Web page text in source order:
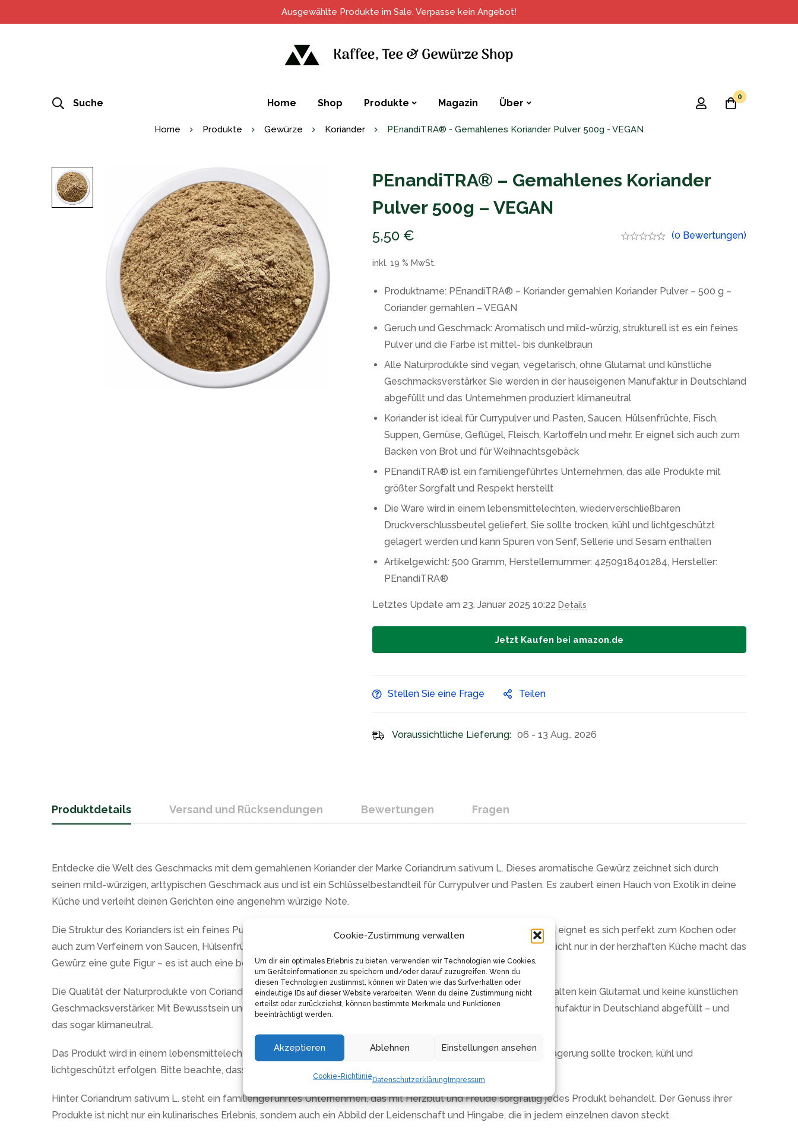
Cookie-Zustimmung verwalten
Um dir ein optimales Erlebnis zu bieten, verwenden wir Technologien wie Cookies,
um Geräteinformationen zu speichern und/oder darauf zuzugreifen. Wenn du
diesen Technologien zustimmst, können wir Daten wie das Surfverhalten oder
eindeutige IDs auf dieser Website verarbeiten. Wenn du deine Zustimmung nicht
erteilst oder zurückziehst, können bestimmte Merkmale und Funktionen
beeinträchtigt werden.
Akzeptieren Ablehnen Einstellungen ansehen
Cookie-RichtlinieDatenschutzerklärungImpressum
Ausgewählte Produkte im Sale. Verpasse kein Angebot!
Suche Home Shop Produkte Magazin Über
0
Home Produkte Gewürze Koriander PEnandiTRA® - Gemahlenes Koriander Pulver 500g - VEGAN
PEnandiTRA® – Gemahlenes Koriander
Pulver 500g – VEGAN
5,50 € (0 Bewertungen)
inkl. 19 % MwSt.
Produktname: PEnandiTRA® – Koriander gemahlen Koriander Pulver – 500 g –
Coriander gemahlen – VEGAN
Geruch und Geschmack: Aromatisch und mild-würzig, strukturell ist es ein feines
Pulver und die Farbe ist mittel- bis dunkelbraun
Alle Naturprodukte sind vegan, vegetarisch, ohne Glutamat und künstliche
Geschmacksverstärker. Sie werden in der hauseigenen Manufaktur in Deutschland
abgefüllt und das Unternehmen produziert klimaneutral
Koriander ist ideal für Currypulver und Pasten, Saucen, Hülsenfrüchte, Fisch,
Suppen, Gemüse, Geflügel, Fleisch, Kartoffeln und mehr. Er eignet sich auch zum
Backen von Brot und für Weihnachtsgebäck
PEnandiTRA® ist ein familiengeführtes Unternehmen, das alle Produkte mit
größter Sorgfalt und Respekt herstellt
Die Ware wird in einem lebensmittelechten, wiederverschließbaren
Druckverschlussbeutel geliefert. Sie sollte trocken, kühl und lichtgeschützt
gelagert werden und kann Spuren von Senf, Sellerie und Sesam enthalten
Artikelgewicht: 500 Gramm, Herstellernummer: 4250918401284, Hersteller:
PEnandiTRA®
Letztes Update am 23. Januar 2025 10:22 Details
Jetzt Kaufen bei amazon.de
Stellen Sie eine Frage Teilen
Voraussichtliche Lieferung: 06 - 13 Aug., 2026
Produktdetails Versand und Rücksendungen Bewertungen Fragen
Entdecke die Welt des Geschmacks mit dem gemahlenen Koriander der Marke Coriandrum sativum L. Dieses aromatische Gewürz zeichnet sich durch
seinen mild-würzigen, arttypischen Geschmack aus und ist ein Schlüsselbestandteil für Currypulver und Pasten. Es zaubert einen Hauch von Exotik in deine
Küche und verleiht deinen Gerichten eine angenehm würzige Note.
Die Struktur des Korianders ist ein feines Pulver mit einer ansprechenden Farbe von mittel- bis dunkelbraun. Damit eignet es sich perfekt zum Kochen oder
auch zum Verfeinern von Saucen, Hülsenfrüchten, Fisch, Suppen, Gemüse, Geflügel, Fleisch und Kartoffeln. Aber nicht nur in der herzhaften Küche macht das
Gewürz eine gute Figur – es ist auch eine beliebte Zutat beim Backen von Brot und Weihnachtsgebäck.
Die Qualität der Naturprodukte von Coriandrum sativum L. ist unübertroffen – sie sind vegan und vegetarisch, enthalten kein Glutamat und keine künstlichen
Geschmacksverstärker. Mit Bewusstsein und Respekt für die Umwelt werden die Gewürze in der hauseigenen Manufaktur in Deutschland abgefüllt – und
das sogar klimaneutral.
Das Produkt wird in einem lebensmittelechten und wiederverschließbaren Druckverschlussbeutel geliefert. Die Lagerung sollte trocken, kühl und
lichtgeschützt erfolgen. Bitte beachte, dass das Produkt Spuren von Senf, Sellerie und Sesam enthalten kann.
Hinter Coriandrum sativum L. steht ein familiengeführtes Unternehmen, das mit Herzblut und Freude sorgfältig jedes Produkt behandelt. Der Genuss ihrer
Produkte ist nicht nur ein kulinarisches Erlebnis, sondern auch ein Abbild der Leidenschaft und Hingabe, die in jedem einzelnen davon steckt.